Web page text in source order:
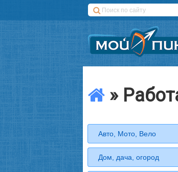
»
Авто, Мото, Вело
Дом, дача, огород